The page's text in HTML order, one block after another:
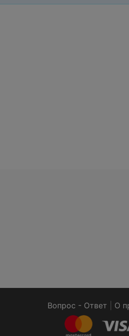
Вопрос - Ответ О